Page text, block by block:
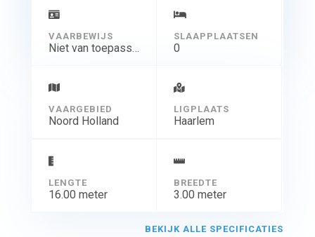
VAARBEWIJS
Niet van toepassing
SLAAPPLAATSEN
0
VAARGEBIED
Noord Holland
LIGPLAATS
Haarlem
LENGTE
16.00 meter
BREEDTE
3.00 meter
BEKIJK ALLE SPECIFICATIES